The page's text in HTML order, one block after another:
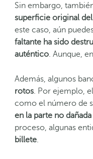
Sin embargo,
superficie original
este caso, aún
faltante ha sido
auténtico. Aunque,
Además, algunos
rotos. Por ejemplo,
como el número de
en la parte no
proceso, algunas
billete.